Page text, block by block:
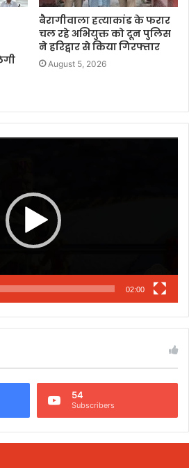
बैरागीवाला हत्याकांड के फरार
चल रहे अभियुक्त को दून पुलिस
ने हरिद्वार से किया गिरफ्तार
August 5, 2026
02:00
54
Subscribers